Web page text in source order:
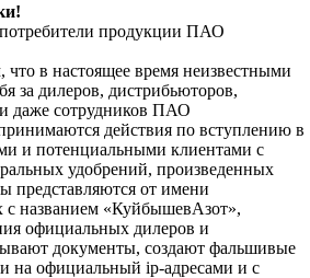
продукции ПАО
в настоящее время неизвестными
за дилеров, дистрибьюторов,
даже сотрудников ПАО
действия по вступлению в
и потенциальными клиентами с
удобрений, произведенных
представляются от имени
с названием «КуйбышевАзот»,
официальных дилеров и
документы, создают фальшивые
на официальный ip-адресами и с